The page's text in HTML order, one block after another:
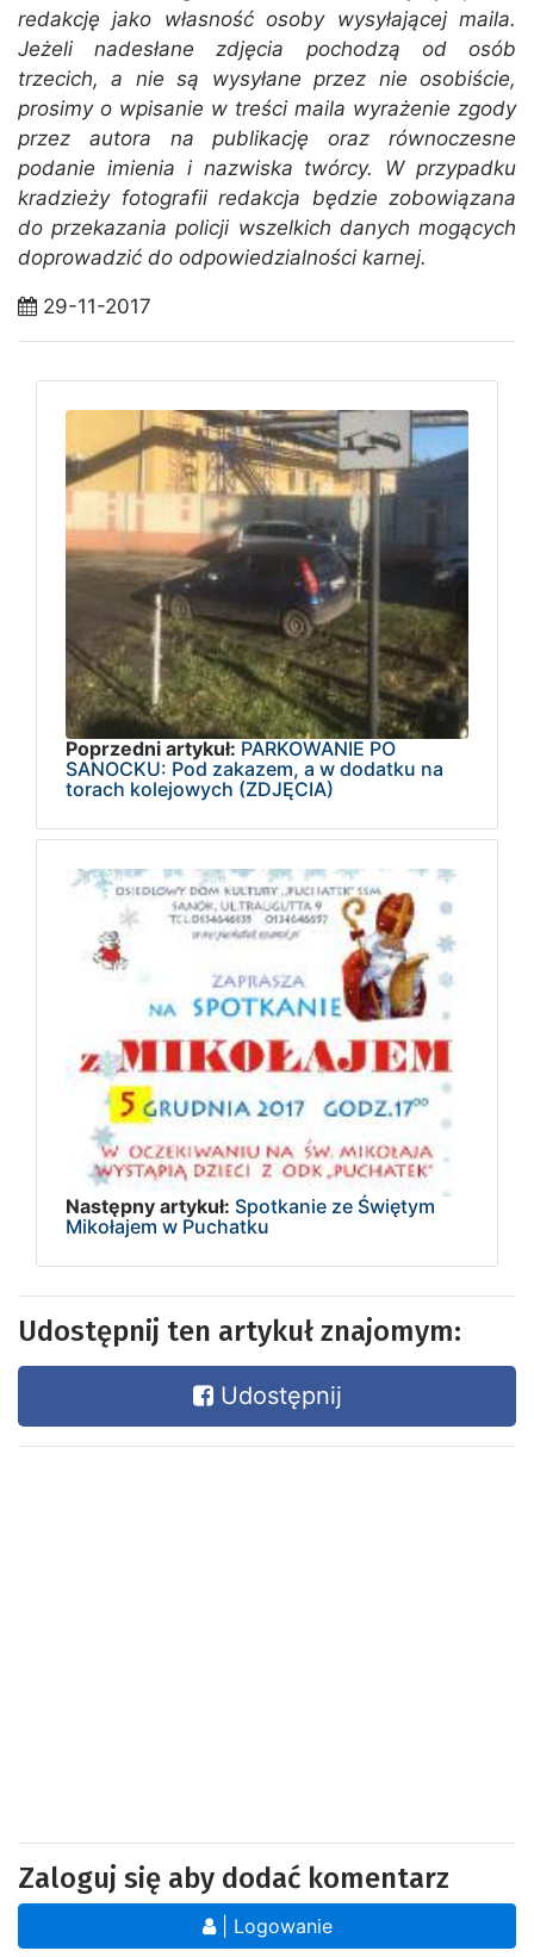
redakcję jako własność osoby wysyłającej maila.
Jeżeli nadesłane zdjęcia pochodzą od osób
trzecich, a nie są wysyłane przez nie osobiście,
prosimy o wpisanie w treści maila wyrażenie zgody
przez autora na publikację oraz równoczesne
podanie imienia i nazwiska twórcy. W przypadku
kradzieży fotografii redakcja będzie zobowiązana
do przekazania policji wszelkich danych mogących
doprowadzić do odpowiedzialności karnej.
29-11-2017
Poprzedni artykuł: PARKOWANIE PO
SANOCKU: Pod zakazem, a w dodatku na
torach kolejowych (ZDJĘCIA)
Następny artykuł: Spotkanie ze Świętym
Mikołajem w Puchatku
Udostępnij ten artykuł znajomym:
Udostępnij
Zaloguj się aby dodać komentarz
| Logowanie